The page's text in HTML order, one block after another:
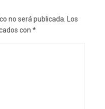
no será publicada.
Los
con *